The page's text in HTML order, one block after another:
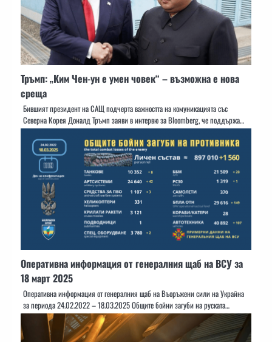
Тръмп: „Ким Чен-ун е умен човек“ – възможна е нова
среща
Бившият президент на САЩ подчерта важността на комуникацията със
Северна Корея Доналд Тръмп заяви в интервю за Bloomberg, че поддържа…
Оперативна информация от генералния щаб на ВСУ за
18 март 2025
Оперативна информация от генералния щаб на Въоръжени сили на Украйна
за периода 24.02.2022 – 18.03.2025 Общите бойни загуби на руската…